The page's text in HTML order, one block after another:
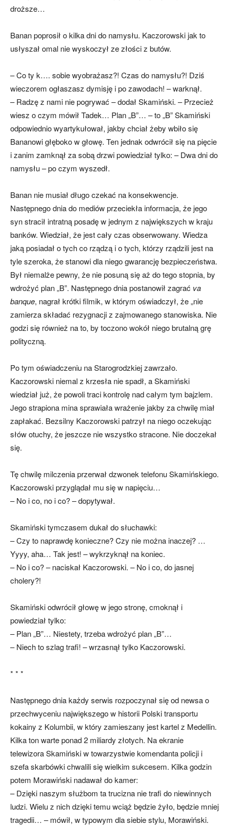
droższe…
Banan poprosił o kilka dni do namysłu. Kaczorowski jak to
usłyszał omal nie wyskoczył ze złości z butów.
– Co ty k…. sobie wyobrażasz?! Czas do namysłu?! Dziś
wieczorem ogłaszasz dymisję i po zawodach! – warknął.
– Radzę z nami nie pogrywać – dodał Skamiński. – Przecież
wiesz o czym mówił Tadek… Plan „B”… – to „B” Skamiński
odpowiednio wyartykułował, jakby chciał żeby wbiło się
Bananowi głęboko w głowę. Ten jednak odwrócił się na pięcie
i zanim zamknął za sobą drzwi powiedział tylko: – Dwa dni do
namysłu – po czym wyszedł.
Banan nie musiał długo czekać na konsekwencje.
Następnego dnia do mediów przeciekła informacja, że jego
syn stracił intratną posadę w jednym z największych w kraju
banków. Wiedział, że jest cały czas obserwowany. Wiedza
jaką posiadał o tych co rządzą i o tych, którzy rządzili jest na
tyle szeroka, że stanowi dla niego gwarancję bezpieczeństwa.
Był niemalże pewny, że nie posuną się aż do tego stopnia, by
wdrożyć plan „B”. Następnego dnia postanowił zagrać va
banque, nagrał krótki filmik, w którym oświadczył, że „nie
zamierza składać rezygnacji z zajmowanego stanowiska. Nie
godzi się również na to, by toczono wokół niego brutalną grę
polityczną.
Po tym oświadczeniu na Starogrodzkiej zawrzało.
Kaczorowski niemal z krzesła nie spadł, a Skamiński
wiedział już, że powoli traci kontrolę nad całym tym bajzlem.
Jego strapiona mina sprawiała wrażenie jakby za chwilę miał
zapłakać. Bezsilny Kaczorowski patrzył na niego oczekując
słów otuchy, że jeszcze nie wszystko stracone. Nie doczekał
się.
Tę chwilę milczenia przerwał dzwonek telefonu Skamińskiego.
Kaczorowski przyglądał mu się w napięciu…
– No i co, no i co? – dopytywał.
Skamiński tymczasem dukał do słuchawki:
– Czy to naprawdę konieczne? Czy nie można inaczej? …
Yyyy, aha… Tak jest! – wykrzyknął na koniec.
– No i co? – naciskał Kaczorowski. – No i co, do jasnej
cholery?!
Skamiński odwrócił głowę w jego stronę, cmoknął i
powiedział tylko:
– Plan „B”… Niestety, trzeba wdrożyć plan „B”…
– Niech to szlag trafi! – wrzasnął tylko Kaczorowski.
* * *
Następnego dnia każdy serwis rozpoczynał się od newsa o
przechwyceniu największego w historii Polski transportu
kokainy z Kolumbii, w który zamieszany jest kartel z Medellin.
Kilka ton warte ponad 2 miliardy złotych. Na ekranie
telewizora Skamiński w towarzystwie komendanta policji i
szefa skarbówki chwalili się wielkim sukcesem. Kilka godzin
potem Morawiński nadawał do kamer:
– Dzięki naszym służbom ta trucizna nie trafi do niewinnych
ludzi. Wielu z nich dzięki temu wciąż będzie żyło, będzie mniej
tragedii… – mówił, w typowym dla siebie stylu, Morawiński.